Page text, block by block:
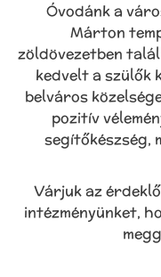
Óvodánk a
Márton
zöldövezetben
kedvelt a szülők
belváros
pozitív
segítőkészség,
Várjuk az
intézményünket,